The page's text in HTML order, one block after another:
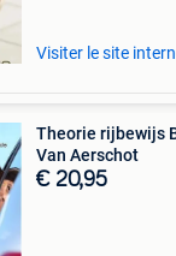
Visiter le site
Theorie rijbewijs
Van Aerschot
€ 20,95